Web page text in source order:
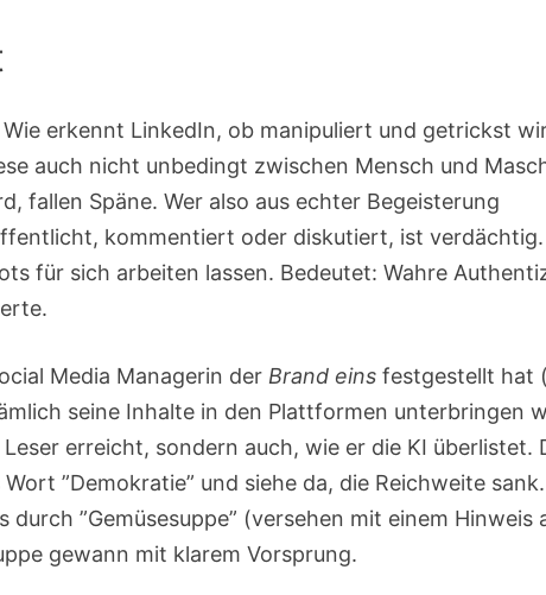
erkennt LinkedIn, ob manipuliert und getrickst
auch nicht unbedingt zwischen Mensch und
fallen Späne. Wer also aus echter Begeisterung
kommentiert oder diskutiert, ist verdächtig.
für sich arbeiten lassen. Bedeutet: Wahre
Media Managerin der Brand eins festgestellt hat
seine Inhalte in den Plattformen unterbringen
erreicht, sondern auch, wie er die KI überlistet.
”Demokratie” und siehe da, die Reichweite sank.
”Gemüsesuppe” (versehen mit einem Hinweis
gewann mit klarem Vorsprung.